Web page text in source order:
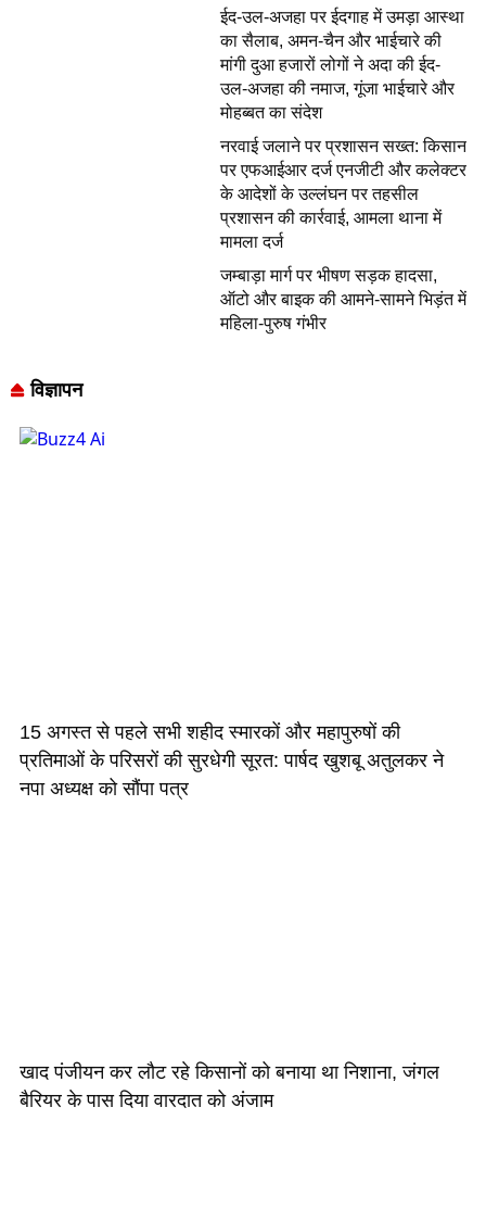
ईद-उल-अजहा पर ईदगाह में उमड़ा आस्था
का सैलाब, अमन-चैन और भाईचारे की
मांगी दुआ हजारों लोगों ने अदा की ईद-
उल-अजहा की नमाज, गूंजा भाईचारे और
मोहब्बत का संदेश
नरवाई जलाने पर प्रशासन सख्त: किसान
पर एफआईआर दर्ज एनजीटी और कलेक्टर
के आदेशों के उल्लंघन पर तहसील
प्रशासन की कार्रवाई, आमला थाना में
मामला दर्ज
जम्बाड़ा मार्ग पर भीषण सड़क हादसा,
ऑटो और बाइक की आमने-सामने भिड़ंत में
महिला-पुरुष गंभीर
विज्ञापन
15 अगस्त से पहले सभी शहीद स्मारकों और महापुरुषों की
प्रतिमाओं के परिसरों की सुरधेगी सूरत: पार्षद खुशबू अतुलकर ने
नपा अध्यक्ष को सौंपा पत्र
खाद पंजीयन कर लौट रहे किसानों को बनाया था निशाना, जंगल
बैरियर के पास दिया वारदात को अंजाम